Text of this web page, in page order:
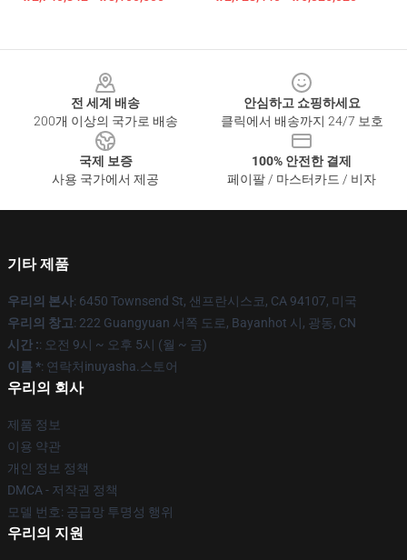
전 세계 배송
200개 이상의 국가로 배송
안심하고 쇼핑하세요
클릭에서 배송까지 24/7 보호
국제 보증
사용 국가에서 제공
100% 안전한 결제
페이팔 / 마스터카드 / 비자
기타 제품
우리의 본사: 6450 Townsend St, 샌프란시스코, CA 94107, 미국
우리의 창고: 222 Guangyuan 서쪽 도로, Bayanhot 시, 광동, CN
시간 :: 오전 9시 ~ 오후 5시 (월 ~ 금)
이름 *: 연락처inuyasha.스토어
우리의 회사
제품 정보
이용 약관
개인 정보 정책
DMCA - 저작권 정책
모델 번호: 공급망 투명성 행위
우리의 지원